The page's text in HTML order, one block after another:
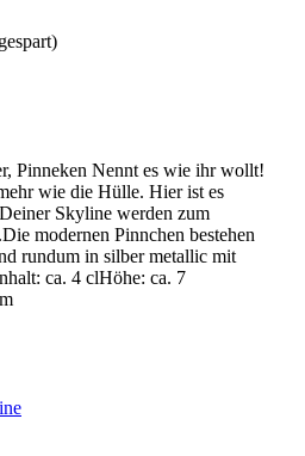
Pinneken Nennt es wie ihr wollt!
wie die Hülle. Hier ist es
Skyline werden zum
modernen Pinnchen bestehen
rundum in silber metallic mit
ca. 4 clHöhe: ca. 7